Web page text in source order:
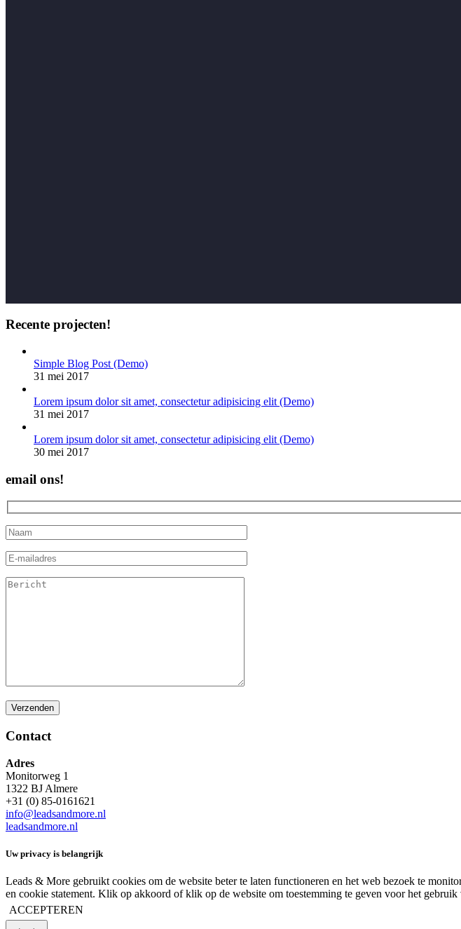
Recente projecten!
Simple Blog Post (Demo)
31 mei 2017
Lorem ipsum dolor sit amet, consectetur adipisicing elit (Demo)
31 mei 2017
Lorem ipsum dolor sit amet, consectetur adipisicing elit (Demo)
30 mei 2017
email ons!
Contact
Adres
Monitorweg 1
1322 BJ Almere
+31 (0) 85-0161621
info@leadsandmore.nl
leadsandmore.nl
Uw privacy is belangrijk
Leads & More gebruikt cookies om de website beter te laten functioneren en het web bezoek te
en cookie statement. Klik op akkoord of klik op de website om toestemming te geven voor het
ACCEPTEREN